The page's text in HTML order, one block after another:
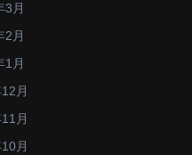
3月
2月
1月
月
月
月